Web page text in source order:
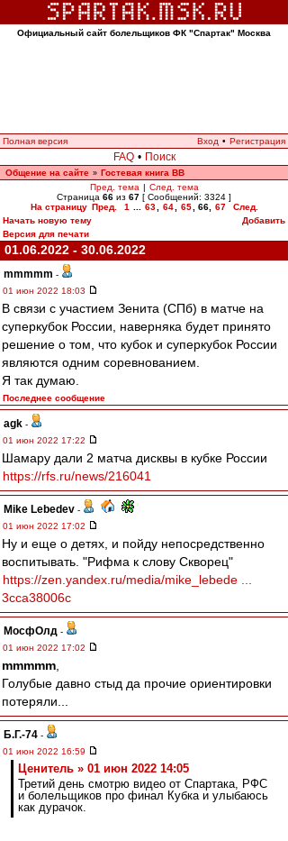
Официальный сайт болельщиков ФК "Спартак" Москва
Полная версия Вход • Регистрация
FAQ • Поиск
Общение на сайте » Гостевая книга ВВ
Пред. тема | След. тема
Страница 66 из 67 [ Сообщений: 3324 ]
На страницу Пред. 1 63 64 65 66, 67
След.
Начать новую тему
Добавить
Версия для печати
01.06.2022 - 30.06.2022
mmmmm -
01 июн 2022 18:03
В связи с участием Зенита (СПб) в матче на
суперкубок России, наверняка будет принято
решение о том, что кубок и суперкубок России
являются одним соревнованием.
Я так думаю.
Последнее сообщение
agk -
01 июн 2022 17:22
Шамару дали 2 матча дисквы в кубке России
https://rfs.ru/news/216041
Mike Lebedev -
01 июн 2022 17:02
Ну и еще о детях, и пойду непосредственно
воспитывать. "Рифма к слову Скворец"
https://zen.yandex.ru/media/mike_lebede ...
3cca38006c
МосфОлд -
01 июн 2022 17:02
mmmmm
Голубые давно стыд да прочие ориентировки
потеряли...
Б.Г.-74 -
01 июн 2022 16:59
Ценитель » 01 июн 2022 14:05
Третий день смотрю видео от Спартака, РФС
и болельщиков про финал Кубка и улыбаюсь
как дурачок.